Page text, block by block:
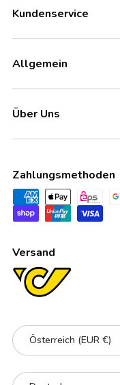
Kundenservice
Allgemein
Über Uns
Zahlungsmethoden
Versand
Land/Region
Österreich (EUR €)
Sprache